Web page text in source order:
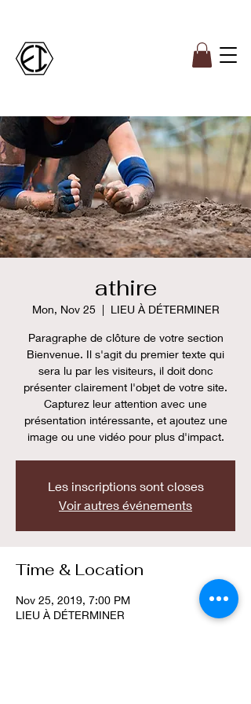
athire
Mon, Nov 25
  |
LIEU À DÉTERMINER
Paragraphe de clôture de votre section
Bienvenue. Il s'agit du premier texte qui
sera lu par les visiteurs, il doit donc
présenter clairement l'objet de votre site.
Capturez leur attention avec une
présentation intéressante, et ajoutez une
image ou une vidéo pour plus d'impact.
Les inscriptions sont closes
Voir autres événements
Time & Location
Nov 25, 2019, 7:00 PM
LIEU À DÉTERMINER